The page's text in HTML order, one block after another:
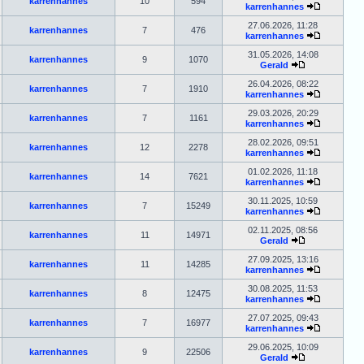
karrenhannes
karrenhannes 7 476
27.06.2026, 11:28
karrenhannes
karrenhannes 9 1070
31.05.2026, 14:08
Gerald
karrenhannes 7 1910
26.04.2026, 08:22
karrenhannes
karrenhannes 7 1161
29.03.2026, 20:29
karrenhannes
karrenhannes 12 2278
28.02.2026, 09:51
karrenhannes
karrenhannes 14 7621
01.02.2026, 11:18
karrenhannes
karrenhannes 7 15249
30.11.2025, 10:59
karrenhannes
karrenhannes 11 14971
02.11.2025, 08:56
Gerald
karrenhannes 11 14285
27.09.2025, 13:16
karrenhannes
karrenhannes 8 12475
30.08.2025, 11:53
karrenhannes
karrenhannes 7 16977
27.07.2025, 09:43
karrenhannes
karrenhannes 9 22506
29.06.2025, 10:09
Gerald